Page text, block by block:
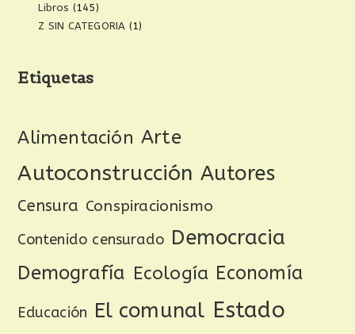
Libros (145)
Z SIN CATEGORIA (1)
Etiquetas
Alimentación Arte
Autoconstrucción Autores
Censura Conspiracionismo
Contenido censurado Democracia
Demografía Ecología Economía
Educación El comunal Estado